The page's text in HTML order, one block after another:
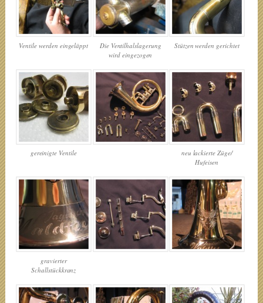
Ventile werden eingeläppt
Die Ventilhalslagerung
wird eingezogen
Stützen werden gerichtet
gereinigte Ventile
neu lackierte Züge/
Hufeisen
gravierter
Schallstückkranz